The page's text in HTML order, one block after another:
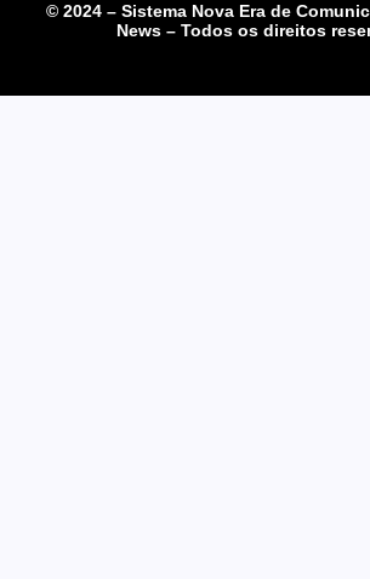
© 2024 – Sistema Nova Era de
News – Todos os direitos